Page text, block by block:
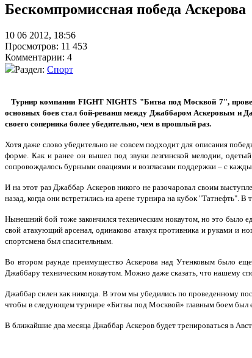
Бескомпромиссная победа Аскерова
10 06 2012, 18:56
Просмотров: 11 453
Комментарии: 4
Раздел: Спорт
Турнир компании FIGHT NIGHTS "Битва под Москвой 7",
основных боев стал бой-реванш между Джаббаром Аскеровым и
своего соперника более убедительно, чем в прошлый раз.
Хотя даже слово убедительно не совсем подходит для описания
форме. Как и ранее он вышел под звуки лезгинской мелодии,
сопровождалось бурными овациями и возгласами поддержки – с
И на этот раз Джаббар Аскеров никого не разочаровал своим
назад, когда они встретились на арене турнира на кубок "Татнефть".
Нынешний бой тоже закончился техническим нокаутом, но это было
свой атакующий арсенал, одинаково атакуя противника и руками и
спортсмена был спасительным.
Во втором раунде преимущество Аскерова над Утенковым было
Джаббару техническим нокаутом. Можно даже сказать, что нашему
Джаббар силен как никогда. В этом мы убедились по проведенному
чтобы в следующем турнире «Битвы под Москвой» главным боем был
В ближайшие два месяца Джаббар Аскеров будет тренироваться в